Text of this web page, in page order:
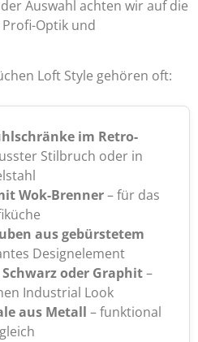
Auswahl achten wir auf die
Optik und
Loft Style gehören oft:
im Retro-
Stilbruch oder in
Wok-Brenner– für das
aus gebürstetem
Designelement
oder Graphit–
Industrial Look
aus Metall – funktional